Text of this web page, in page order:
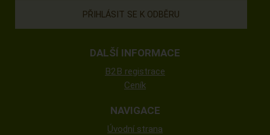
DALŠÍ INFORMACE
B2B registrace
Ceník
NAVIGACE
Úvodní strana